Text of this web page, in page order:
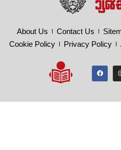
About Us Contact Us
Cookie Policy
Privacy Policy